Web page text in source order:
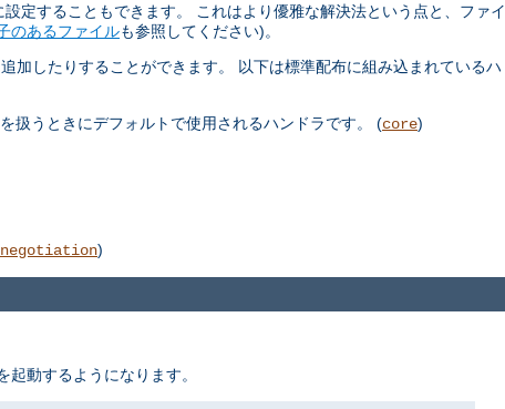
定することもできます。 これはより優雅な解決法という点と、ファイ
のあるファイルも参照してください)。
加したりすることができます。 以下は標準配布に組み込まれているハ
扱うときにデフォルトで使用されるハンドラです。 (core)
)
起動するようになります。